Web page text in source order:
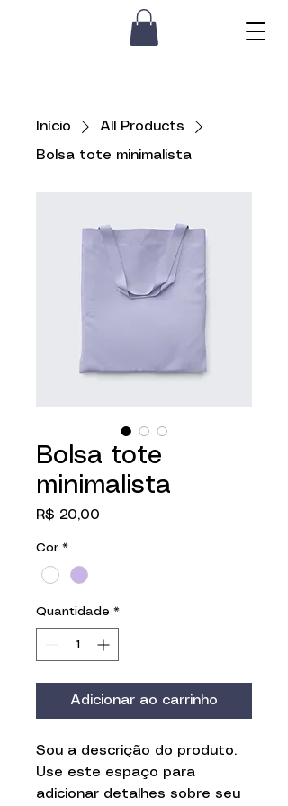
Início All Products
Bolsa tote minimalista
Bolsa tote
minimalista
R$ 20,00
Cor *
Quantidade *
Adicionar ao carrinho
Sou a descrição do produto.
Use este espaço para
adicionar detalhes sobre seu